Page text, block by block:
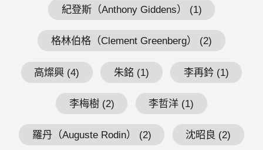
紀登斯（Anthony Giddens） (1)
格林伯格（Clement Greenberg） (2)
高燦興 (4) 朱銘 (1) 李再鈐 (1)
李梅樹 (2) 李哲洋 (1)
羅丹（Auguste Rodin） (2) 沈昭良 (2)